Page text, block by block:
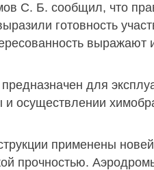
С. Б. сообщил, что
готовность
выражают
для
и осуществлении
применены
прочностью.